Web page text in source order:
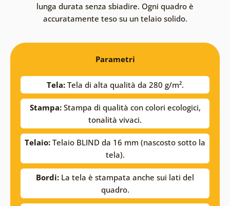
lunga durata senza sbiadire. Ogni quadro è
accuratamente teso su un telaio solido.
Parametri
Tela:Tela di alta qualità da 280 g/m².
Stampa:Stampa di qualità con colori ecologici,
tonalità vivaci.
Telaio: Telaio BLIND da 16 mm (nascosto sotto la
tela).
Bordi: La tela è stampata anche sui lati del
quadro.